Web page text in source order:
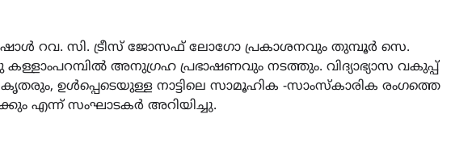
റവ. സി. ട്രീസ് ജോസഫ് ലോഗോ പ്രകാശനവും തുമ്പൂർ സെ.
കള്ളാംപറമ്പിൽ അനുഗ്രഹ പ്രഭാഷണവും നടത്തും. വിദ്യാഭ്യാസ വകുപ്പ്
ഉൾപ്പെടെയുള്ള നാട്ടിലെ സാമൂഹിക -സാംസ്കാരിക രംഗത്തെ
എന്ന് സംഘാടകർ അറിയിച്ചു.